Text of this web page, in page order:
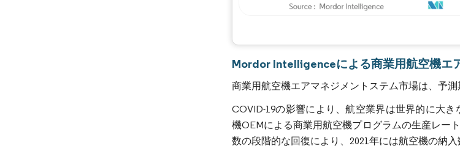
Mordor Intelligenceによる商業用航空機エ
商業用航空機エアマネジメントステム市場は、予
COVID-19の影響により、航空業界は世界的に大
機OEMによる商業用航空機プログラムの生産レー
数の段階的な回復により、2021年には航空機の納